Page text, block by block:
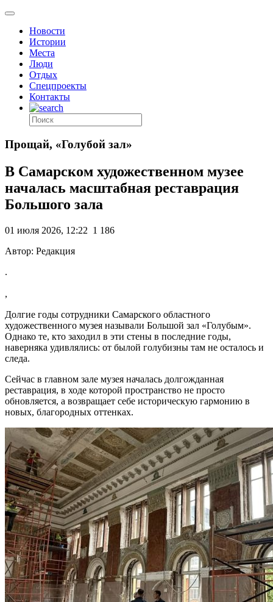
Новости
Истории
Места
Люди
Отдых
Спецпроекты
Контакты
Прощай, «Голубой зал»
В Самарском художественном музее
началась масштабная реставрация
Большого зала
01 июля 2026, 12:22 1 186
Автор: Редакция
.
,
Долгие годы сотрудники Самарского областного
художественного музея называли Большой зал «Голубым».
Однако те, кто заходил в эти стены в последние годы,
наверняка удивлялись: от былой голубизны там не осталось и
следа.
Сейчас в главном зале музея началась долгожданная
реставрация, в ходе которой пространство не просто
обновляется, а возвращает себе историческую гармонию в
новых, благородных оттенках.